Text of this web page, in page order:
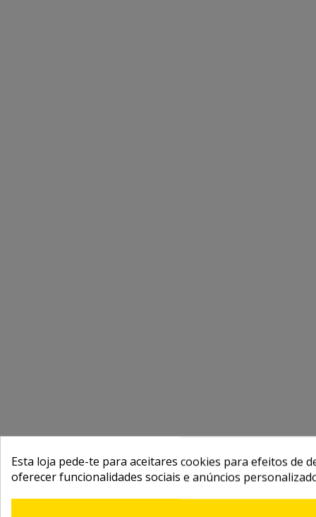
Esta loja pede-te para aceitares cookies para efeitos de
oferecer funcionalidades sociais e anúncios